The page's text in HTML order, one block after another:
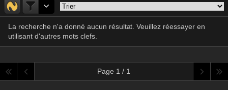
La recherche n'a donné aucun résultat. Veuillez réessayer en
utilisant d'autres mots clefs.
Page 1 / 1